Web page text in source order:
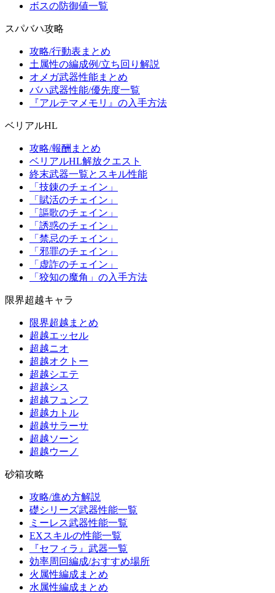
ボスの防御値一覧
スパバハ攻略
攻略/行動表まとめ
土属性の編成例/立ち回り解説
オメガ武器性能まとめ
バハ武器性能/優先度一覧
『アルテマメモリ』の入手方法
ベリアルHL
攻略/報酬まとめ
ベリアルHL解放クエスト
終末武器一覧とスキル性能
「技錬のチェイン」
「賦活のチェイン」
「謳歌のチェイン」
「誘惑のチェイン」
「禁忌のチェイン」
「邪罪のチェイン」
「虚詐のチェイン」
「狡知の魔角」の入手方法
限界超越キャラ
限界超越まとめ
超越エッセル
超越ニオ
超越オクトー
超越シエテ
超越シス
超越フュンフ
超越カトル
超越サラーサ
超越ソーン
超越ウーノ
砂箱攻略
攻略/進め方解説
礎シリーズ武器性能一覧
ミーレス武器性能一覧
EXスキルの性能一覧
『セフィラ』武器一覧
効率周回編成/おすすめ場所
火属性編成まとめ
水属性編成まとめ